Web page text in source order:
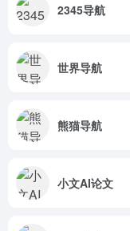
2345导航
世界导航
熊猫导航
小文AI论文